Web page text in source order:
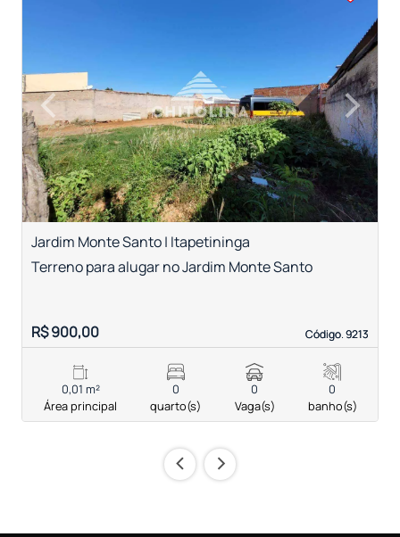
‹Previous ›
Next
Jardim Monte Santo | Itapetininga
Código. 9213
Código. 9213
Terreno para alugar no Jardim Monte Santo
R$ 900,00
0,01 m²
Área principal
0
quarto(s)
0
Vaga(s)
0
banho(s)
‹ ›